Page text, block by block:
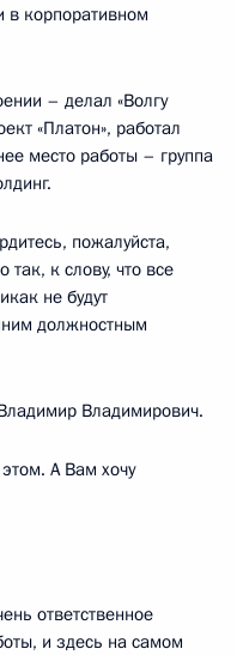
корпоративном
– делал «Волгу
«Платон», работал
место работы – группа
пожалуйста,
так, к слову, что все
не будут
должностным
Владимирович.
А Вам хочу
ответственное
и здесь на самом